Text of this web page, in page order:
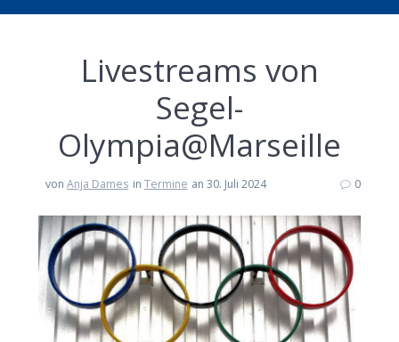
Livestreams von
Segel-
Olympia@Marseille
vonAnja Dames in Termine an 30. Juli 2024 0